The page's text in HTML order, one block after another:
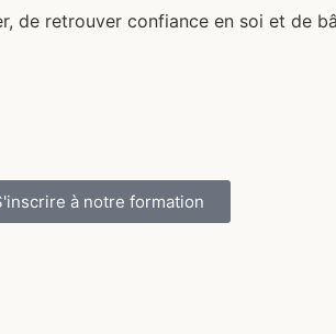
de retrouver confiance en soi et de
à notre formation